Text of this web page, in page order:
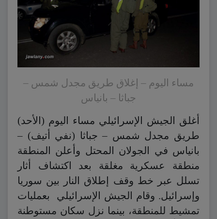
مساء اليوم – إغلاق طريق مجدل شمس –
جباثا – بانياس
أغلق الجيش الإسرائيلي مساء اليوم (الأحد)
طريق مجدل شمس – جباثا (نفي أتيف) –
بانياس في الجولان المحتل وأعلن المنطقة
منطقة عسكرية مغلقة بعد اكتشاف أثار
تسلل عبر خط وقف إطلاق النار بين سوريا
وإسرائيل. وقام الجيش الإسرائيلي بعمليات
تمشيط للمنطقة، بينما نزل سكان مستوطنة